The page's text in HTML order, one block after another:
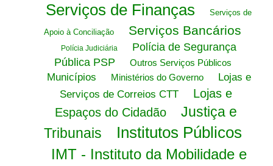
Serviços de Finanças
Serviços de
Apoio à Conciliação Serviços Bancários
Polícia Judiciária
Polícia de Segurança
Pública PSP
Outros Serviços Públicos
Municípios Ministérios do Governo
Lojas e
Serviços de Correios CTT
Lojas e
Espaços do Cidadão
Justiça e
Tribunais
Institutos Públicos
IMT - Instituto da Mobilidade e